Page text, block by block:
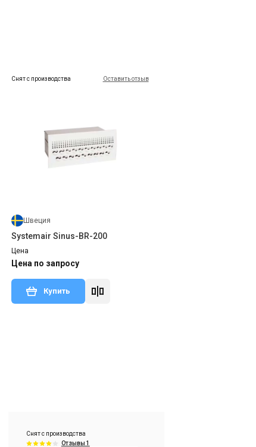
Снят с производства Оставить отзыв
Швеция
Systemair Sinus-BR-200
Цена
Цена по запросу
Купить
Снят с производства
Отзывы 1